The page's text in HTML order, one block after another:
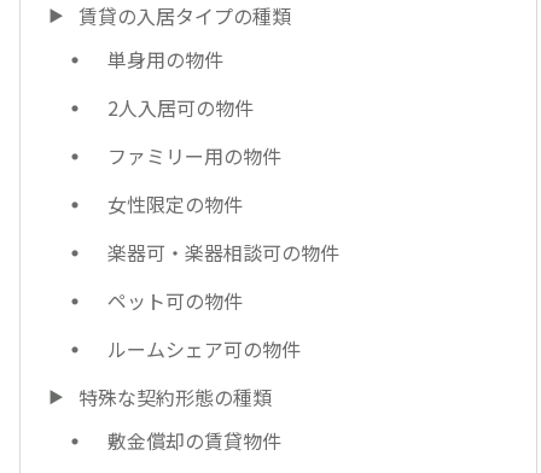
賃貸の入居タイプの種類
単身用の物件
2人入居可の物件
ファミリー用の物件
女性限定の物件
楽器可・楽器相談可の物件
ペット可の物件
ルームシェア可の物件
特殊な契約形態の種類
敷金償却の賃貸物件